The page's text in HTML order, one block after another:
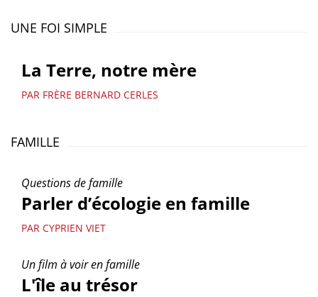
UNE FOI SIMPLE
La Terre, notre mère
PAR FRÈRE BERNARD CERLES
FAMILLE
Questions de famille
Parler d’écologie en famille
PAR CYPRIEN VIET
Un film à voir en famille
L'île au trésor